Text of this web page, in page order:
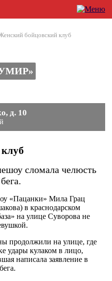
бойцовский клуб
д. 10
сломала челюсть
«Пацанки» Мила Грац
в краснодарском
на улице Суворова не
продолжили на улице, где
удары кулаком в лицо,
написала заявление в